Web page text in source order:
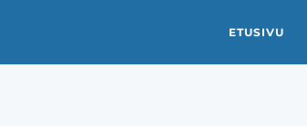
ETUSIVU